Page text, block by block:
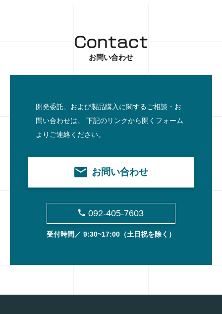
お問い合わせ
開発委託、および製品購入に関するご相談・お
問い合わせは、
下記のリンクから開くフォーム
よりご連絡ください。
お問い合わせ
092-405-7603
受付時間／ 9:30~17:00 （土日祝を除く）